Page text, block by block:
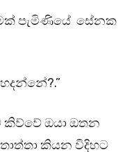
පැමිණියේ සේනක
කිව්වේ ඔයා ඔතන
කියන විදිහට